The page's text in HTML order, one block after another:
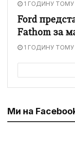
1 ГОДИНУ ТОМУ
Ford
Fathom за
1 ГОДИНУ ТОМУ
Ми на